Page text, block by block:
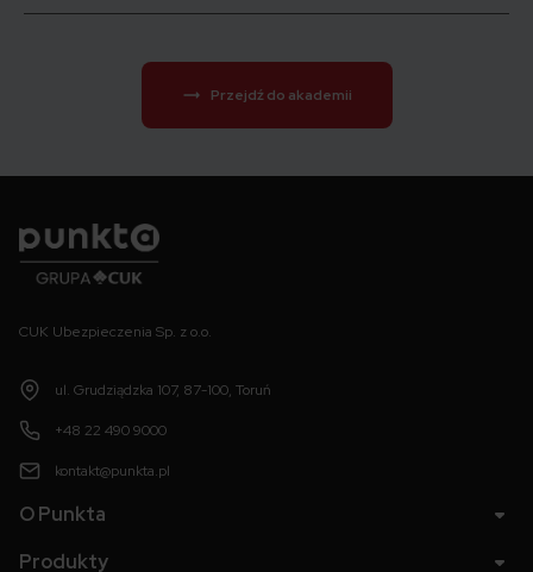
Przejdź do akademii
CUK Ubezpieczenia Sp. z o.o.
ul. Grudziądzka 107, 87-100, Toruń
+48 22 490 9000
kontakt@punkta.pl
O Punkta
Produkty